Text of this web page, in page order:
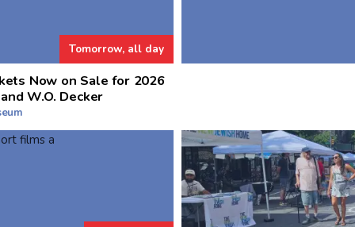
Tomorrow, all day
Now on Sale for 2026
W.O. Decker